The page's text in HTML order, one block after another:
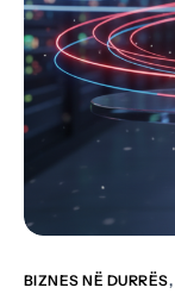
BIZNES NË DURRËS,